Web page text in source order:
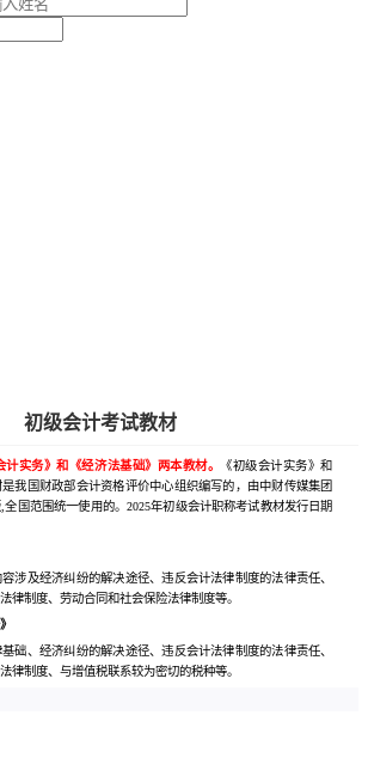
初级会计考试教材
计实务》和《经济法基础》两本教材。
《初级会计实务》和
是我国财政部会计资格评价中心组织编写的，由中财传媒集团
国范围统一使用的。2025年初级会计职称考试教材发行日期
及经济纠纷的解决途径、违反会计法律制度的法律责任、
律制度、劳动合同和社会保险法律制度等。
、经济纠纷的解决途径、违反会计法律制度的法律责任、
律制度、与增值税联系较为密切的税种等。